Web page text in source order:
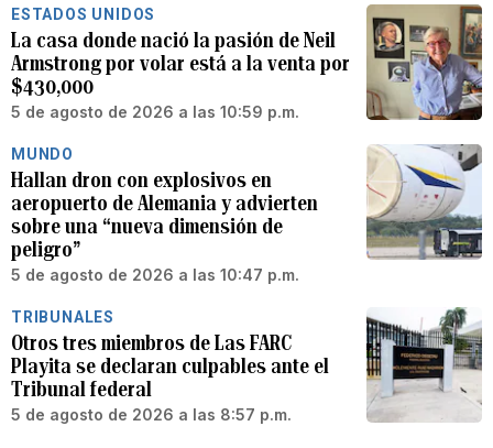
ESTADOS UNIDOS
La casa donde nació la pasión de Neil
Armstrong por volar está a la venta por
$430,000
5 de agosto de 2026 a las 10:59 p.m.
MUNDO
Hallan dron con explosivos en
aeropuerto de Alemania y advierten
sobre una “nueva dimensión de
peligro”
5 de agosto de 2026 a las 10:47 p.m.
TRIBUNALES
Otros tres miembros de Las FARC
Playita se declaran culpables ante el
Tribunal federal
5 de agosto de 2026 a las 8:57 p.m.